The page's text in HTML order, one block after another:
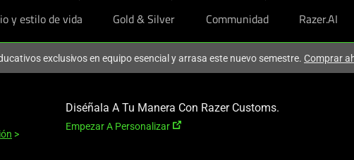
y estilo de vida Gold & Silver Communidad Razer.AI
exclusivos en equipo esencial y arrasa este nuevo semestre. Comprar
>
Diséñala A Tu Manera Con Razer Customs.
Empezar A Personalizar